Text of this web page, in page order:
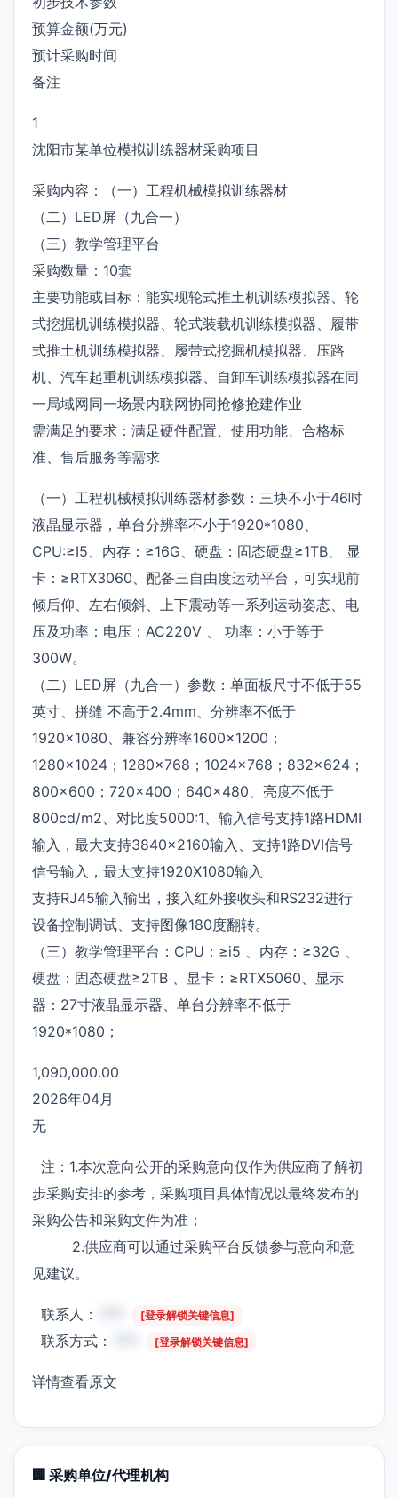
预算金额(万元)
预计采购时间
备注
1
沈阳市某单位模拟训练器材采购项目
采购内容：（一）工程机械模拟训练器材
（二）LED屏（九合一）
（三）教学管理平台
采购数量：10套
主要功能或目标：能实现轮式推土机训练模拟器、轮
式挖掘机训练模拟器、轮式装载机训练模拟器、履带
式推土机训练模拟器、履带式挖掘机模拟器、压路
机、汽车起重机训练模拟器、自卸车训练模拟器在同
一局域网同一场景内联网协同抢修抢建作业
需满足的要求：满足硬件配置、使用功能、合格标
准、售后服务等需求
（一）工程机械模拟训练器材参数：三块不小于46吋
液晶显示器，单台分辨率不小于1920*1080、
CPU:≥I5、内存：≥16G、硬盘：固态硬盘≥1TB、 显
卡：≥RTX3060、配备三自由度运动平台，可实现前
倾后仰、左右倾斜、上下震动等一系列运动姿态、电
压及功率：电压：AC220V 、 功率：小于等于
300W。
（二）LED屏（九合一）参数：单面板尺寸不低于55
英寸、拼缝 不高于2.4mm、分辨率不低于
1920×1080、兼容分辨率1600×1200；
1280×1024；1280×768；1024×768；832×624；
800×600；720×400；640×480、亮度不低于
800cd/m2、对比度5000:1、输入信号支持1路HDMI
输入，最大支持3840×2160输入、支持1路DVI信号
信号输入，最大支持1920X1080输入
支持RJ45输入输出，接入红外接收头和RS232进行
设备控制调试、支持图像180度翻转。
（三）教学管理平台：CPU：≥i5 、内存：≥32G 、
硬盘：固态硬盘≥2TB 、显卡：≥RTX5060、显示
器：27寸液晶显示器、单台分辨率不低于
1920*1080；
1,090,000.00
2026年04月
无
注：1.本次意向公开的采购意向仅作为供应商了解初
步采购安排的参考，采购项目具体情况以最终发布的
采购公告和采购文件为准；
2.供应商可以通过采购平台反馈参与意向和意
见建议。
联系人： [登录解锁关键信息]
联系方式： [登录解锁关键信息]
详情查看原文
🏢 采购单位/代理机构